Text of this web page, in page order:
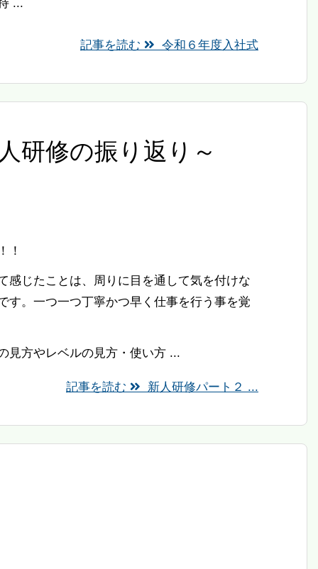
...
記事を読む 令和６年度入社式
研修の振り返り～
！
感じたことは、周りに目を通して気を付けな
す。一つ一つ丁寧かつ早く仕事を行う事を覚
見方やレベルの見方・使い方 ...
記事を読む 新人研修パート２ ...